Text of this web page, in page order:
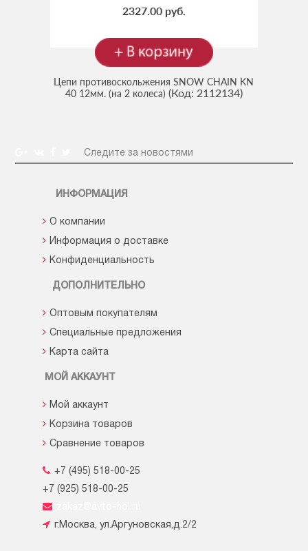
2327.00 руб.
Цепи противоскольжения SNOW CHAIN KN
40 12мм. (на 2 колеса) (Код: 2112134)
Следите за новостями
ИНФОРМАЦИЯ
О компании
Информация о доставке
Конфиденциальность
ДОПОЛНИТЕЛЬНО
Оптовым покупателям
Специальные предложения
Карта сайта
МОЙ АККАУНТ
Мой аккаунт
Корзина товаров
Сравнение товаров
+7 (495) 518-00-25
+7 (925) 518-00-25
г.Москва, ул.Аргуновская,д.2/2